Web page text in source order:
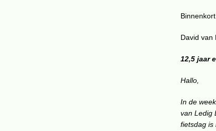
David van
12,5 jaar
Hallo,
In de
van Ledig
fietsdag is